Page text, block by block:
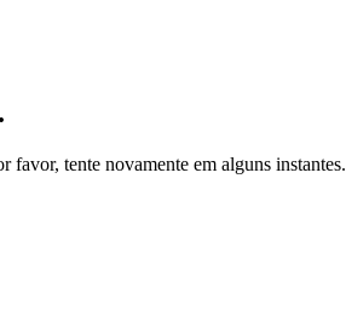
favor, tente novamente em alguns instantes.